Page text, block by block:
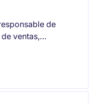
de
ventas,
en el sector
requiere